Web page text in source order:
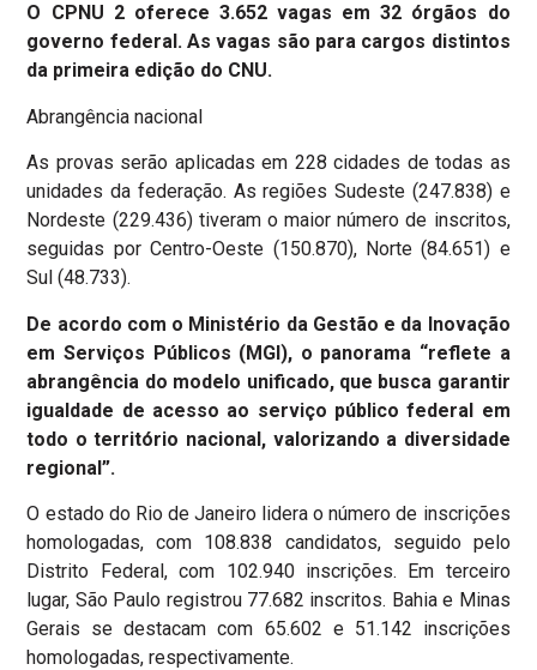
O CPNU 2 oferece 3.652 vagas em 32 órgãos do
governo federal. As vagas são para cargos distintos
da primeira edição do CNU.
Abrangência nacional
As provas serão aplicadas em 228 cidades de todas as
unidades da federação. As regiões Sudeste (247.838) e
Nordeste (229.436) tiveram o maior número de inscritos,
seguidas por Centro-Oeste (150.870), Norte (84.651) e
Sul (48.733).
De acordo com o Ministério da Gestão e da Inovação
em Serviços Públicos (MGI), o panorama “reflete a
abrangência do modelo unificado, que busca garantir
igualdade de acesso ao serviço público federal em
todo o território nacional, valorizando a diversidade
regional”.
O estado do Rio de Janeiro lidera o número de inscrições
homologadas, com 108.838 candidatos, seguido pelo
Distrito Federal, com 102.940 inscrições. Em terceiro
lugar, São Paulo registrou 77.682 inscritos. Bahia e Minas
Gerais se destacam com 65.602 e 51.142 inscrições
homologadas, respectivamente.